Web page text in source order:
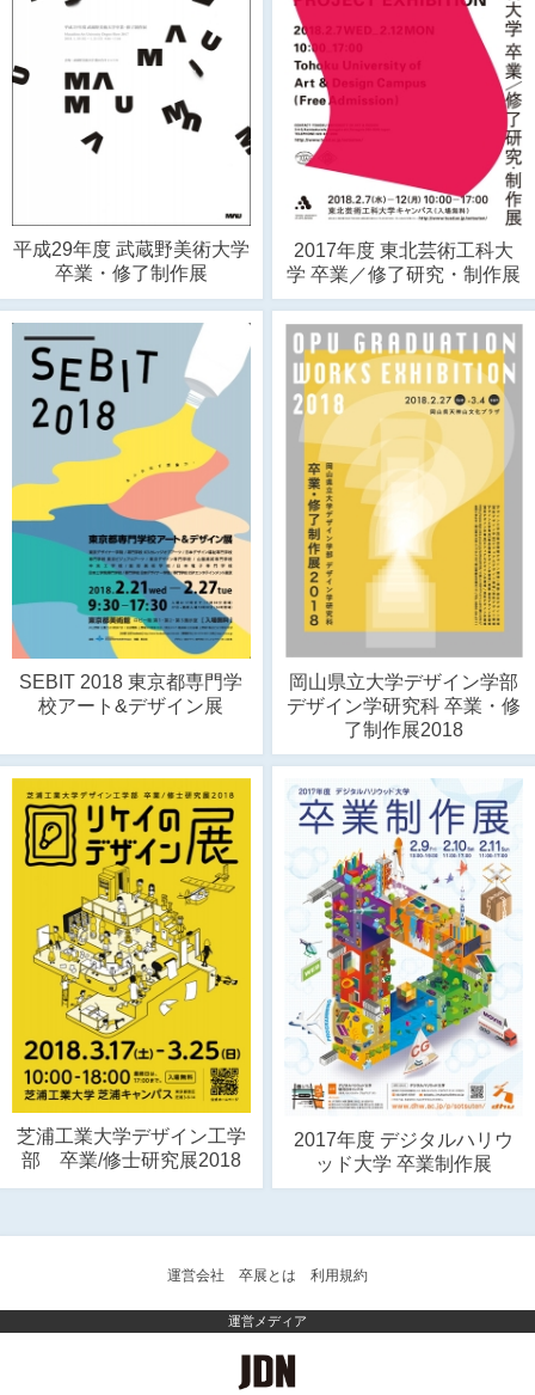
平成29年度 武蔵野美術大学
卒業・修了制作展
2017年度 東北芸術工科大
学 卒業／修了研究・制作展
SEBIT 2018 東京都専門学
校アート&デザイン展
岡山県立大学デザイン学部
デザイン学研究科 卒業・修
了制作展2018
芝浦工業大学デザイン工学
部 卒業/修士研究展2018
2017年度 デジタルハリウ
ッド大学 卒業制作展
運営会社 卒展とは 利用規約
運営メディア